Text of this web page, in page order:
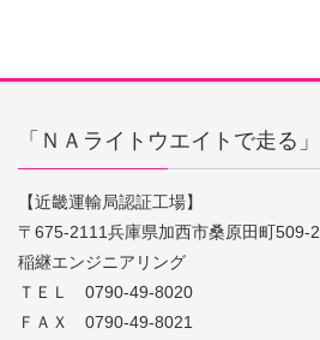
「ＮＡライトウエイトで走る」
【近畿運輸局認証工場】
〒675-2111兵庫県加西市桑原田町509-2
稲継エンジニアリング
ＴＥＬ 0790-49-8020
ＦＡＸ 0790-49-8021